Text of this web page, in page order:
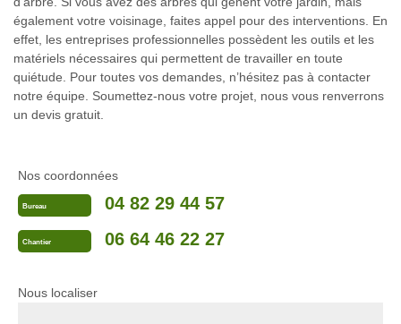
également votre voisinage, faites appel pour des interventions. En
effet, les entreprises professionnelles possèdent les outils et les
matériels nécessaires qui permettent de travailler en toute
quiétude. Pour toutes vos demandes, n’hésitez pas à contacter
notre équipe. Soumettez-nous votre projet, nous vous renverrons
un devis gratuit.
Nos coordonnées
Bureau 04 82 29 44 57
Chantier 06 64 46 22 27
Nous localiser